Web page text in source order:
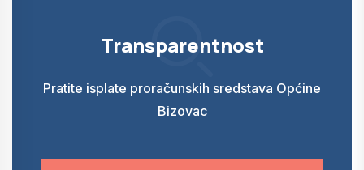
Transparentnost
Pratite isplate proračunskih sredstava Općine
Bizovac